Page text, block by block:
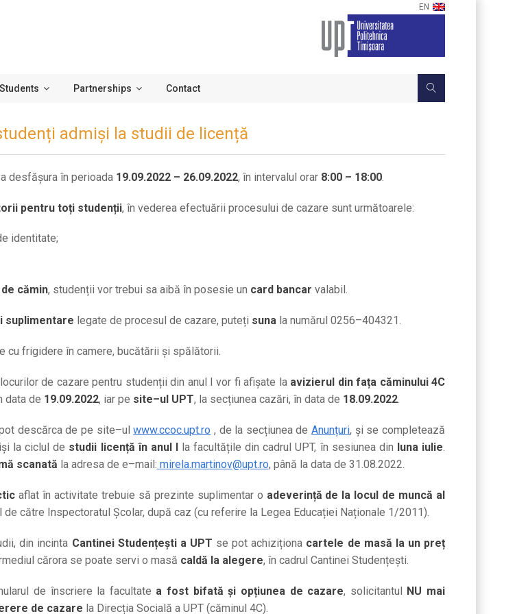
EN
Students Partnerships Contact
admiși la studii de licență
desfășura în perioada 19.09.2022 – 26.09.2022, în intervalul orar 8:00 – 18:00.
pentru toți studenții, în vederea efectuării procesului de cazare sunt următoarele:
identitate;
cămin, studenții vor trebui sa aibă în posesie un card bancar valabil.
suplimentare legate de procesul de cazare, puteți suna la numărul 0256–404321.
cu frigidere în camere, bucătării și spălătorii.
locurilor de cazare pentru studenții din anul I vor fi afișate la avizierul din fața căminului 4C
data de 19.09.2022, iar pe site–ul UPT, la secțiunea cazări, în data de 18.09.2022.
descărca de pe site–ulwww.ccoc.upt.ro , de la secțiunea deAnunțuri, și se completează
la ciclul de studii licență în anul I la facultățile din cadrul UPT, în sesiunea din luna iulie
scanată la adresa de e–mail: mirela.martinov@upt.ro, până la data de 31 .08 .2022
aflat în activitate trebuie să prezinte suplimentar o adeverință de la locul de muncă al
de către Inspectoratul Școlar, după caz (cu referire la Legea Educației Naționale 1/2011).
din incinta Cantinei Studențești a UPT se pot achiziționa cartele de masă la un preț
cărora se poate servi o masă caldă la alegere, în cadrul Cantinei Studențești.
de înscriere la facultate a fost bifată și opțiunea de cazare, solicitantul NU mai
de cazare la Direcția Socială a UPT (căminul 4C).